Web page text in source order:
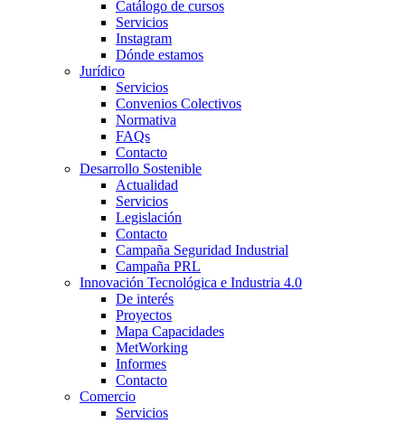
Catálogo de cursos
Servicios
Instagram
Dónde estamos
Jurídico
Servicios
Convenios Colectivos
Normativa
FAQs
Contacto
Desarrollo Sostenible
Actualidad
Servicios
Legislación
Contacto
Campaña Seguridad Industrial
Campaña PRL
Innovación Tecnológica e Industria 4.0
De interés
Proyectos
Mapa Capacidades
MetWorking
Informes
Contacto
Comercio
Servicios